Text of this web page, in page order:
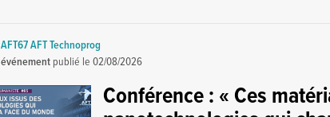
AFT67 AFT Technoprog
événement publié le02/08/2026
Conférence : « Ces